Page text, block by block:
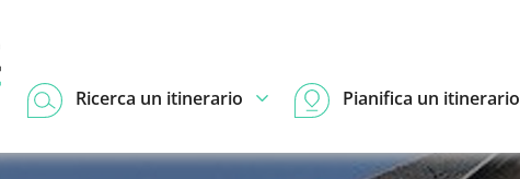
Ricerca un itinerario Pianifica un itinerario